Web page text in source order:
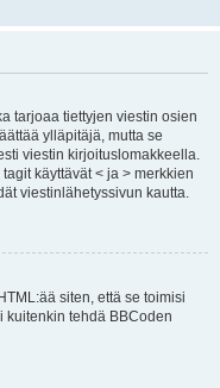
tarjoaa tiettyjen viestin osien
ylläpitäjä, mutta se
viestin kirjoituslomakkeella.
käyttävät < ja > merkkien
viestinlähetyssivun kautta.
siten, että se toimisi
kuitenkin tehdä BBCoden